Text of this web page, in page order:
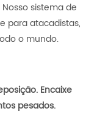
sistema de
para atacadistas,
o mundo.
Encaixe
pesados.